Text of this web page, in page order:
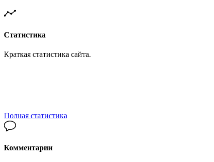
Статистика
Краткая статистика сайта.
Полная статистика
Комментарии